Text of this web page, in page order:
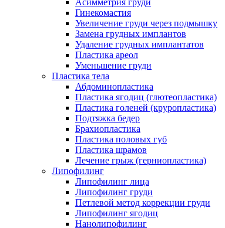
Асимметрия груди
Гинекомастия
Увеличение груди через подмышку
Замена грудных имплантов
Удаление грудных имплантатов
Пластика ареол
Уменьшение груди
Пластика тела
Абдоминопластика
Пластика ягодиц (глютеопластика)
Пластика голеней (круропластика)
Подтяжка бедер
Брахиопластика
Пластика половых губ
Пластика шрамов
Лечение грыж (герниопластика)
Липофилинг
Липофилинг лица
Липофилинг груди
Петлевой метод коррекции груди
Липофилинг ягодиц
Нанолипофилинг